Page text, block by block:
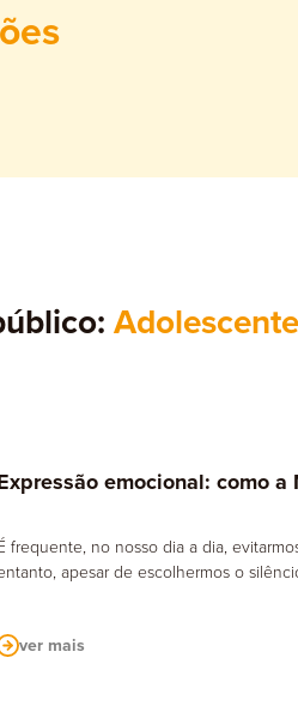
Sexologia
emocional: como
frequente, no nosso dia a dia,
apesar de escolhermos o
ver mais